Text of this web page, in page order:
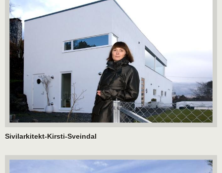
Sivilarkitekt-Kirsti-Sveindal